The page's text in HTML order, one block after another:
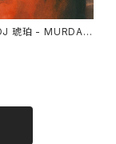
琥珀 - MURDAR
鎖GROUP